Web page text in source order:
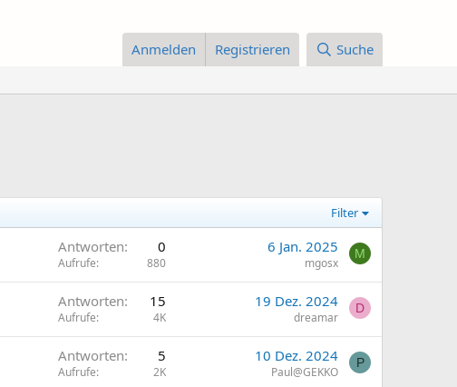
Anmelden Registrieren Suche
Filter
Antworten 0
Aufrufe 880
6 Jan. 2025
mgosx
M
Antworten 15
Aufrufe 4K
19 Dez. 2024
dreamar
D
Antworten 5
Aufrufe 2K
10 Dez. 2024
Paul@GEKKO
P